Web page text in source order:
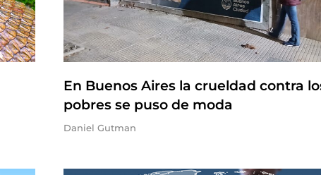
En Buenos Aires la crueldad contra
pobres se puso de moda
Daniel Gutman